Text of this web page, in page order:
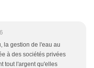
la gestion de l'eau au
à des sociétés privées
tout l'argent qu'elles